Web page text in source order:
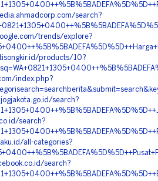
search?
trends/explore?
products/10?
index.php?
search?
search?
all-categories?
search?